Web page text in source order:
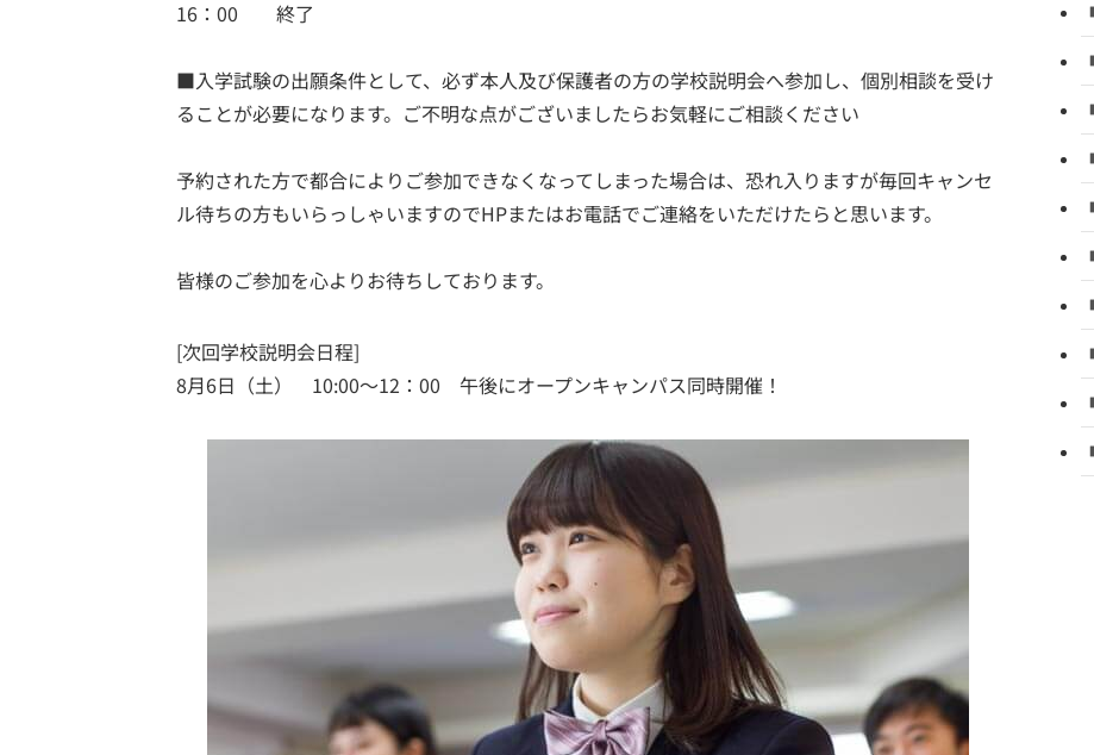
16：00 終了
■入学試験の出願条件として、必ず本人及び保護者の方の学校説明会へ参加し、個別相談を受け
ることが必要になります。ご不明な点がございましたらお気軽にご相談ください
予約された方で都合によりご参加できなくなってしまった場合は、恐れ入りますが毎回キャンセ
ル待ちの方もいらっしゃいますのでHPまたはお電話でご連絡をいただけたらと思います。
皆様のご参加を心よりお待ちしております。
[次回学校説明会日程]
8月6日（土） 10:00～12：00 午後にオープンキャンパス同時開催！